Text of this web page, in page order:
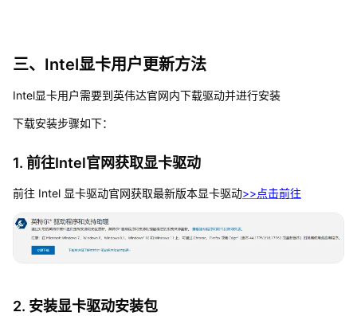
三、Intel显卡用户更新方法
Intel显卡用户需要到英伟达官网内下载驱动并进行安装
下载安装步骤如下：
1. 前往Intel官网获取显卡驱动
前往 Intel 显卡驱动官网获取最新版本显卡驱动>>点击前往
2. 安装显卡驱动安装包